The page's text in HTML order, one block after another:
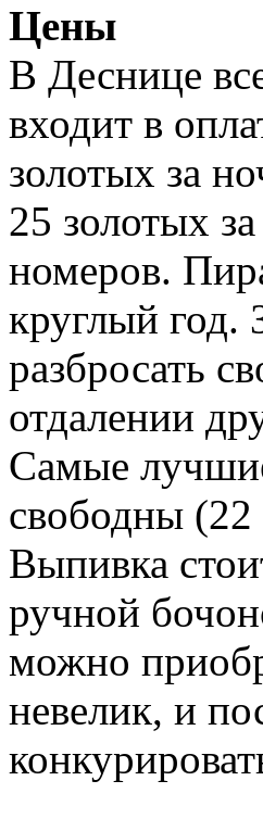
Цены
В Деснице
входит в
золотых за
25 золотых
номеров.
круглый год.
разбросать
отдалении
Самые
свободны (22
Выпивка
ручной
можно
невелик, и